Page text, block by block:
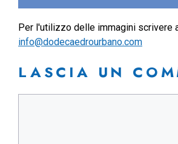
Per l'utilizzo delle immagini scrivere
info@dodecaedrourbano.com
LASCIA UN